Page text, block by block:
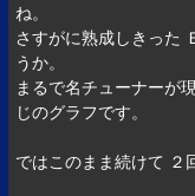
ね。
さすがに熟成しきった
うか。
まるで名チューナーが
じのグラフです。
ではこのまま続けて ２